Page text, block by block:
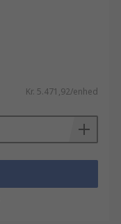
Kr. 5.471,92/enhed